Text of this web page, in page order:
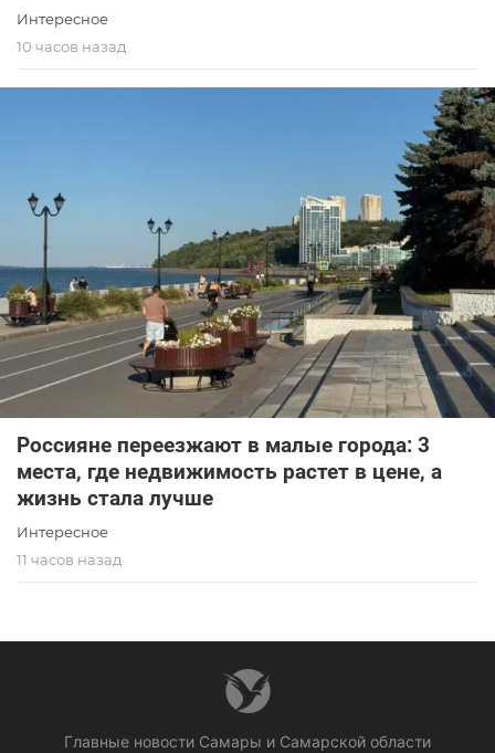
Интересное
10 часов назад
Россияне переезжают в малые города: 3
места, где недвижимость растет в цене, а
жизнь стала лучше
Интересное
11 часов назад
Главные новости Самары и Самарской области